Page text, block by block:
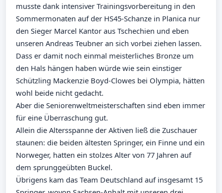
musste dank intensiver Trainingsvorbereitung in den
Sommermonaten auf der HS45-Schanze in Planica nur
den Sieger Marcel Kantor aus Tschechien und eben
unseren Andreas Teubner an sich vorbei ziehen lassen.
Dass er damit noch einmal meisterliches Bronze um
den Hals hängen haben würde wie sein einstiger
Schützling Mackenzie Boyd-Clowes bei Olympia, hätten
wohl beide nicht gedacht.
Aber die Seniorenweltmeisterschaften sind eben immer
für eine Überraschung gut.
Allein die Altersspanne der Aktiven ließ die Zuschauer
staunen: die beiden ältesten Springer, ein Finne und ein
Norweger, hatten ein stolzes Alter von 77 Jahren auf
dem sprunggeübten Buckel.
Übrigens kam das Team Deutschland auf insgesamt 15